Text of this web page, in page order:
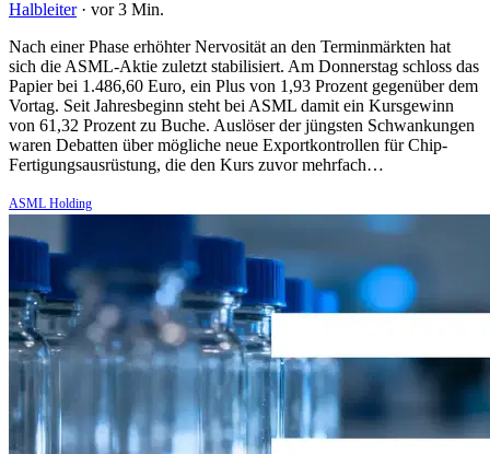
Halbleiter · vor 3 Min.
Nach einer Phase erhöhter Nervosität an den Terminmärkten hat
sich die ASML-Aktie zuletzt stabilisiert. Am Donnerstag schloss das
Papier bei 1.486,60 Euro, ein Plus von 1,93 Prozent gegenüber dem
Vortag. Seit Jahresbeginn steht bei ASML damit ein Kursgewinn
von 61,32 Prozent zu Buche. Auslöser der jüngsten Schwankungen
waren Debatten über mögliche neue Exportkontrollen für Chip-
Fertigungsausrüstung, die den Kurs zuvor mehrfach…
ASML Holding